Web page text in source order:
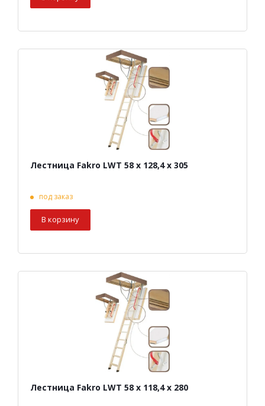
Лестница Fakro LWT 58 х 128,4 х 305
под заказ
В корзину
Лестница Fakro LWT 58 х 118,4 х 280